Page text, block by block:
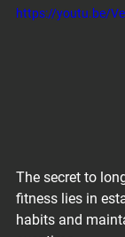
https://youtu.be/
The secret to
fitness lies in
habits and